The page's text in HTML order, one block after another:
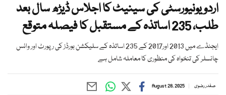
اردو یونیورسٹی کی سینیٹ کا اجلاس ڈیڑھ سال بعد
طلب، 235 اساتذہ کے مستقبل کا فیصلہ متوقع
ایجنڈے میں 2013 اور2017 کے 235 اساتذہ کے سلیکشن بورڈز کی رپورٹ اور وائس
چانسلر کی تنخواہ کی منظوری کا معاملہ شامل ہے
صفدر رضوی August 28, 2025